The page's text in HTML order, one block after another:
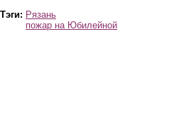
Тэги: Рязань
пожар на Юбилейной